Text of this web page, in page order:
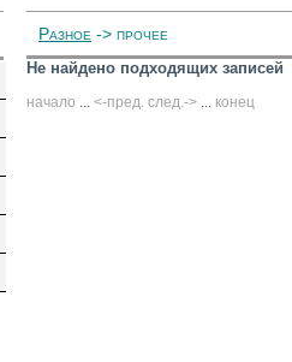
Разное -> прочее
Не найдено подходящих записей
начало ... <-пред. след.-> ... конец